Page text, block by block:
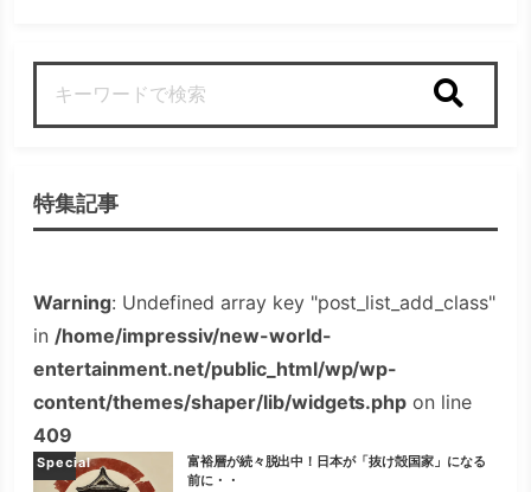
特集記事
Warning: Undefined array key "post_list_add_class"
in /home/impressiv/new-world-
entertainment.net/public_html/wp/wp-
content/themes/shaper/lib/widgets.php on line
409
Special
富裕層が続々脱出中！日本が「抜け殻国家」になる
前に・・